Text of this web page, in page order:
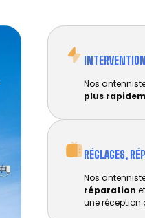
Nos
plus
RÉGLAGES,
Nos
réparation
une réception